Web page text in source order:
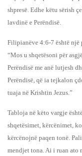
shpresë. Edhe këtu sërish
lavdinë e Perëndisë.
Filipianëve 4:6-7 është një
“Mos u shqetësoni për
Perëndisë me anë lutjesh
Perëndisë, që ia tejkalon
tuaja në Krishtin Jezus.”
Tabloja në këto vargje
shqetësimet, kërcënimet,
kërcënojnë paqen tonë.
mendjet tona. Ai i ruan ato